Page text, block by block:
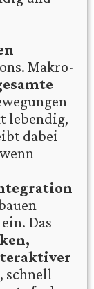
Makro-
lebendig,
dabei
ein. Das
schnell